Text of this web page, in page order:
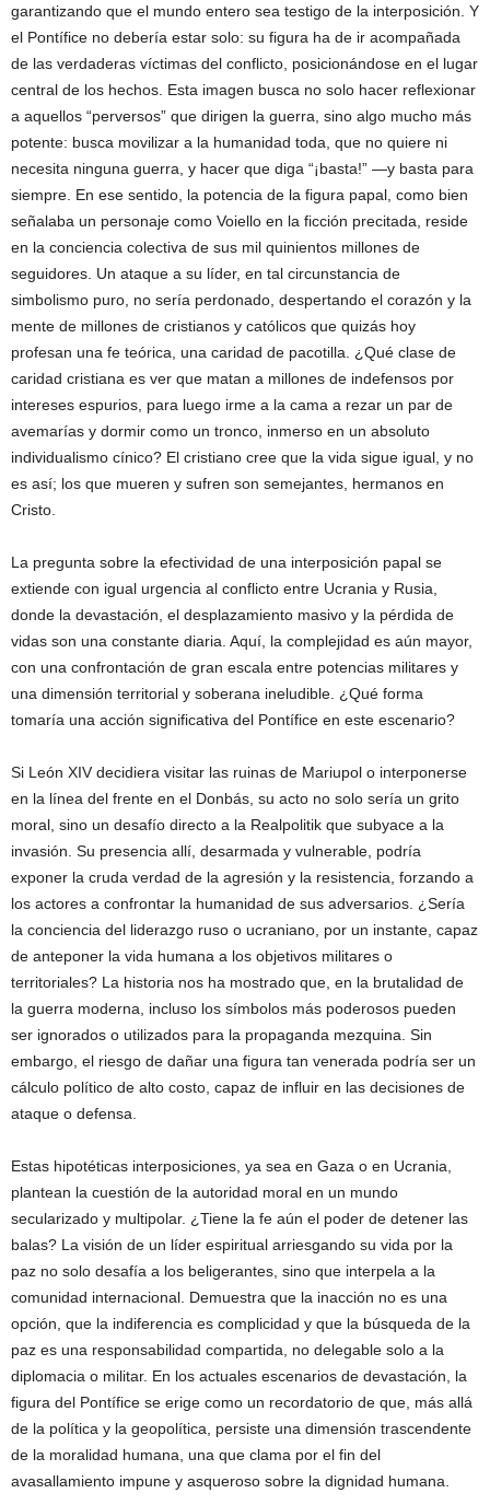
garantizando que el mundo entero sea testigo de la interposición. Y
el Pontífice no debería estar solo: su figura ha de ir acompañada
de las verdaderas víctimas del conflicto, posicionándose en el lugar
central de los hechos. Esta imagen busca no solo hacer reflexionar
a aquellos “perversos” que dirigen la guerra, sino algo mucho más
potente: busca movilizar a la humanidad toda, que no quiere ni
necesita ninguna guerra, y hacer que diga “¡basta!” —y basta para
siempre. En ese sentido, la potencia de la figura papal, como bien
señalaba un personaje como Voiello en la ficción precitada, reside
en la conciencia colectiva de sus mil quinientos millones de
seguidores. Un ataque a su líder, en tal circunstancia de
simbolismo puro, no sería perdonado, despertando el corazón y la
mente de millones de cristianos y católicos que quizás hoy
profesan una fe teórica, una caridad de pacotilla. ¿Qué clase de
caridad cristiana es ver que matan a millones de indefensos por
intereses espurios, para luego irme a la cama a rezar un par de
avemarías y dormir como un tronco, inmerso en un absoluto
individualismo cínico? El cristiano cree que la vida sigue igual, y no
es así; los que mueren y sufren son semejantes, hermanos en
Cristo.
La pregunta sobre la efectividad de una interposición papal se
extiende con igual urgencia al conflicto entre Ucrania y Rusia,
donde la devastación, el desplazamiento masivo y la pérdida de
vidas son una constante diaria. Aquí, la complejidad es aún mayor,
con una confrontación de gran escala entre potencias militares y
una dimensión territorial y soberana ineludible. ¿Qué forma
tomaría una acción significativa del Pontífice en este escenario?
Si León XIV decidiera visitar las ruinas de Mariupol o interponerse
en la línea del frente en el Donbás, su acto no solo sería un grito
moral, sino un desafío directo a la Realpolitik que subyace a la
invasión. Su presencia allí, desarmada y vulnerable, podría
exponer la cruda verdad de la agresión y la resistencia, forzando a
los actores a confrontar la humanidad de sus adversarios. ¿Sería
la conciencia del liderazgo ruso o ucraniano, por un instante, capaz
de anteponer la vida humana a los objetivos militares o
territoriales? La historia nos ha mostrado que, en la brutalidad de
la guerra moderna, incluso los símbolos más poderosos pueden
ser ignorados o utilizados para la propaganda mezquina. Sin
embargo, el riesgo de dañar una figura tan venerada podría ser un
cálculo político de alto costo, capaz de influir en las decisiones de
ataque o defensa.
Estas hipotéticas interposiciones, ya sea en Gaza o en Ucrania,
plantean la cuestión de la autoridad moral en un mundo
secularizado y multipolar. ¿Tiene la fe aún el poder de detener las
balas? La visión de un líder espiritual arriesgando su vida por la
paz no solo desafía a los beligerantes, sino que interpela a la
comunidad internacional. Demuestra que la inacción no es una
opción, que la indiferencia es complicidad y que la búsqueda de la
paz es una responsabilidad compartida, no delegable solo a la
diplomacia o militar. En los actuales escenarios de devastación, la
figura del Pontífice se erige como un recordatorio de que, más allá
de la política y la geopolítica, persiste una dimensión trascendente
de la moralidad humana, una que clama por el fin del
avasallamiento impune y asqueroso sobre la dignidad humana.